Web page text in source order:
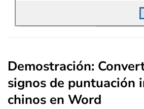
Demostración:
signos de puntuación
chinos en Word